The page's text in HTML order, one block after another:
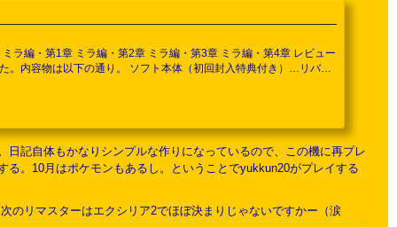
ラ編・第1章 ミラ編・第2章 ミラ編・第3章 ミラ編・第4章 レビュー
。内容物は以下の通り。 ソフト本体（初回封入特典付き）…リバー
記自体もかなりシンプルな作りになっているので、この機に再プレ
。10月はポケモンもあるし。ということでyukkun20がプレイする
のリマスターはエクシリア2でほぼ決まりじゃないですかー（涙